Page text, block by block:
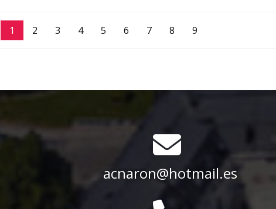
1 2 3 4 5 6 7 8 9
acnaron@hotmail.es